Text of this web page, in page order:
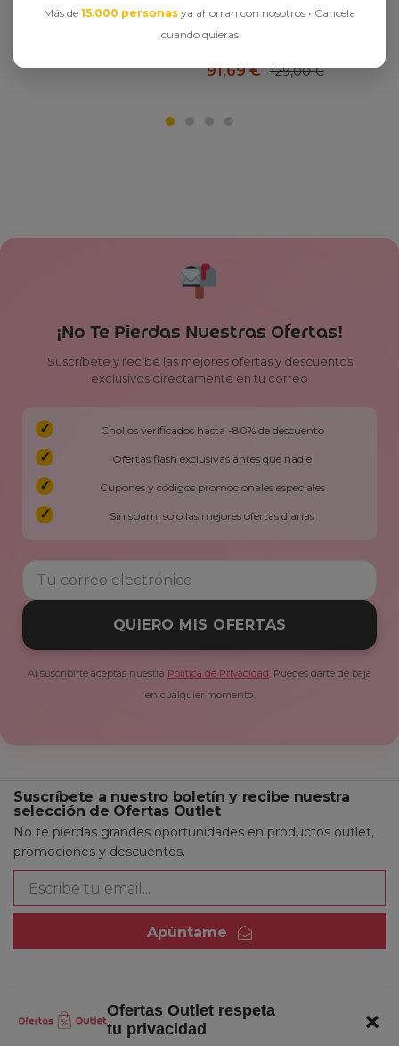
Ofertas Outlet respeta
tu privacidad
puede variar
Escoba Ideal para Pelo de
Mascota/Alfombra/Suelo
91,69€ 129,00€
¡No Te Pierdas Nuestras Ofertas!
Suscríbete y recibe las mejores ofertas y descuentos
exclusivos directamente en tu correo
Chollos verificados hasta -80% de descuento
Ofertas flash exclusivas antes que nadie
Cupones y códigos promocionales especiales
Sin spam, solo las mejores ofertas diarias
QUIERO MIS OFERTAS
Al suscribirte aceptas nuestra Política de Privacidad. Puedes darte de baja
en cualquier momento.
Suscríbete a nuestro boletín y recibe nuestra
selección de Ofertas Outlet
No te pierdas grandes oportunidades en productos outlet,
promociones y descuentos.
Apúntame
Quienes somos
Más de 15.000 personas ya ahorran con nosotros • Cancela
cuando quieras